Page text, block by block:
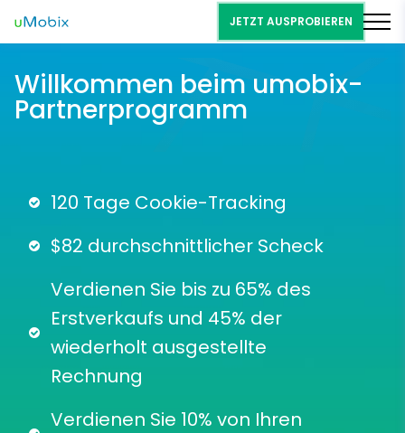
JETZT AUSPROBIEREN
Willkommen beim umobix-
Partnerprogramm
120 Tage Cookie-Tracking
$82 durchschnittlicher Scheck
Verdienen Sie bis zu 65% des
Erstverkaufs und 45% der
wiederholt ausgestellte
Rechnung
Verdienen Sie 10% von Ihren